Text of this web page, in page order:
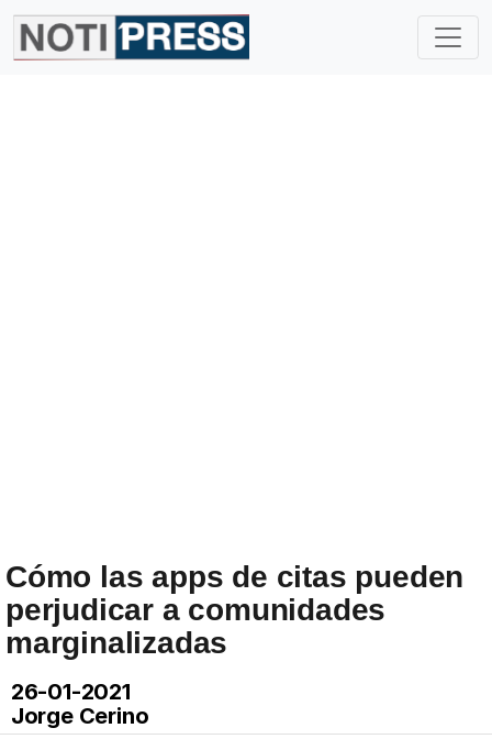
Cómo las apps de citas pueden
perjudicar a comunidades
marginalizadas
26-01-2021
Jorge Cerino